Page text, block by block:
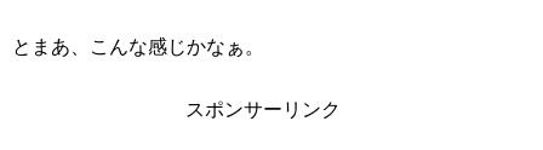
とまあ、こんな感じかなぁ。
スポンサーリンク